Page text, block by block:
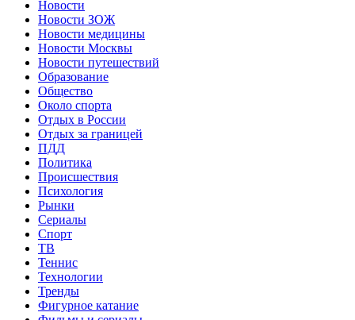
Новости
Новости ЗОЖ
Новости медицины
Новости Москвы
Новости путешествий
Образование
Общество
Около спорта
Отдых в России
Отдых за границей
ПДД
Политика
Происшествия
Психология
Рынки
Сериалы
Спорт
ТВ
Теннис
Технологии
Тренды
Фигурное катание